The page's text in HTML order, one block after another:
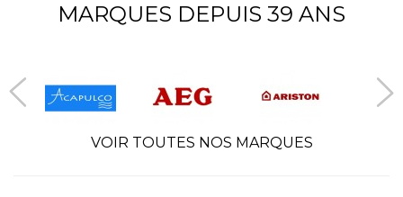
MARQUES DEPUIS 39 ANS
VOIR TOUTES NOS MARQUES